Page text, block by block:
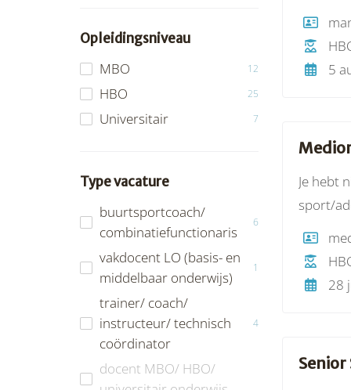
Opleidingsniveau
MBO 12
HBO 25
Universitair 7
Type vacature
buurtsportcoach/
combinatiefunctionaris
6
vakdocent LO (basis- en
middelbaar onderwijs)
1
trainer/ coach/
instructeur/ technisch
coördinator
4
docent MBO/ HBO/
lokale
voor5
Je hebt
sport/
28